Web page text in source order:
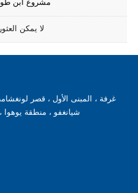
【التالي】 : لا
شيانغفو ، منطقة